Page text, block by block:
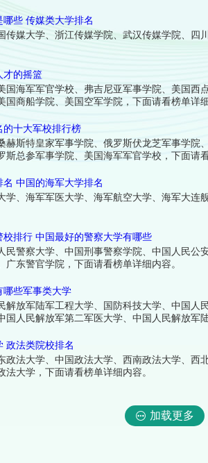
些 传媒类大学排名
传媒大学、浙江传媒学院、武汉传媒学院、
才的摇篮
海军军官学校、弗吉尼亚军事学院、美国西
商船学院、美国空军学院，下面请看榜单详细
十大军校排行榜
赫斯特皇家军事学院、俄罗斯伏龙芝军事学
总参军事学院、美国海军军官学校，下面请
中国的海军大学排名
学、海军军医大学、海军航空大学、海军大
排行 中国最好的警察大学有哪些
民警察大学、中国刑事警察学院、中国人民
东警官学院，下面请看榜单详细内容。
哪些军事类大学
解放军陆军工程大学、国防科技大学、中国
国人民解放军第二军医大学、中国人民解放
政法类院校排名
法大学、中国政法大学、西南政法大学、
大学，下面请看榜单详细内容。
加载更多